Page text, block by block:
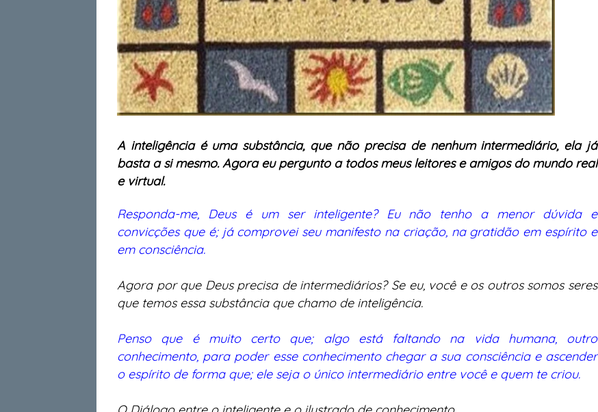
A inteligência é uma substância, que não precisa de nenhum intermediário, ela já
basta a si mesmo. Agora eu pergunto a todos meus leitores e amigos do mundo real
e virtual.
Responda-me, Deus é um ser inteligente? Eu não tenho a menor dúvida e
convicções que é; já comprovei seu manifesto na criação, na gratidão em espírito e
em consciência.
Agora por que Deus precisa de intermediários? Se eu, você e os outros somos seres
que temos essa substância que chamo de inteligência.
Penso que é muito certo que; algo está faltando na vida humana, outro
conhecimento, para poder esse conhecimento chegar a sua consciência e ascender
o espírito de forma que; ele seja o único intermediário entre você e quem te criou.